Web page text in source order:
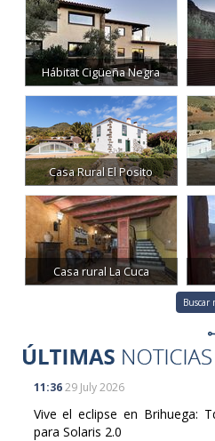
Hábitat Cigüeña Negra
Casa Rural El Posito
Casa rural La Cuca
Buscar
11:36 29 July 2026
Vive el eclipse en Brihuega:
para Solaris 2.0